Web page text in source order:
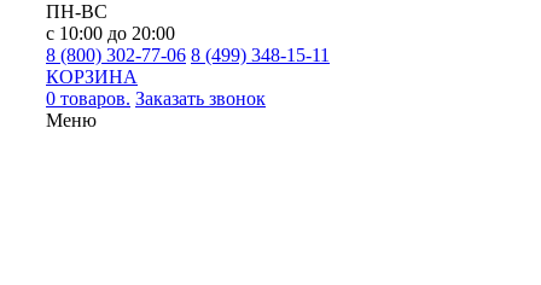
ПН-ВС
с 10:00 до 20:00
8 (800) 302-77-06 8 (499) 348-15-11
КОРЗИНА
0 товаров. Заказать звонок
Меню